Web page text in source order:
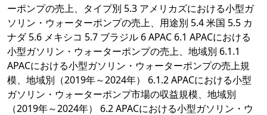
ーポンプの売上、タイプ別 5.3 アメリカズにおける小型ガ
ソリン・ウォーターポンプの売上、用途別 5.4 米国 5.5 カ
ナダ 5.6 メキシコ 5.7 ブラジル 6 APAC 6.1 APACにおける
小型ガソリン・ウォーターポンプの売上、地域別 6.1.1
APACにおける小型ガソリン・ウォーターポンプの売上規
模、地域別（2019年～2024年） 6.1.2 APACにおける小型
ガソリン・ウォーターポンプ市場の収益規模、地域別
（2019年～2024年） 6.2 APACにおける小型ガソリン・ウ